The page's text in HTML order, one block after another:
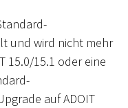
und wird nicht mehr
15.0/15.1 oder eine
auf ADOIT